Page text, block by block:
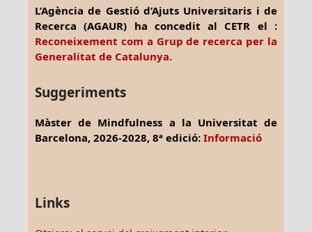
L’Agència de Gestió d’Ajuts Universitaris i de
Recerca (AGAUR) ha concedit al CETR el :
Reconeixement com a Grup de recerca per la
Generalitat de Catalunya.
Suggeriments
Màster de Mindfulness a la Universitat de
Barcelona, 2026-2028, 8ª edició: Informació
Links